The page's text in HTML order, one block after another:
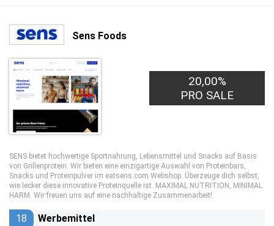
Sens Foods
20,00%
PRO SALE
SENS bietet hochwertige Sportnahrung, Lebensmittel und Snacks auf Basis
von Grillenprotein. Wir bieten eine einzigartige Auswahl von Proteinbars,
Snacks und Proteinpulver im eatsens.com Webshop. Überzeuge dich selbst,
wie lecker diese innovative Proteinquelle ist. MAXIMAL NUTRITION, MINIMAL
HARM. Wir freuen uns auf eine nachhaltige Zusammenarbeit!
18 Werbemittel